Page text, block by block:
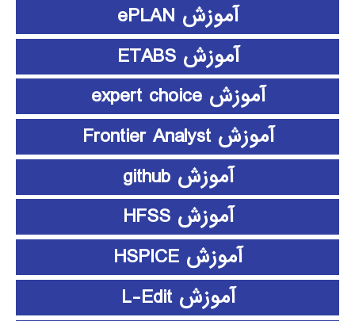
آموزش ePLAN
آموزش ETABS
آموزش expert choice
آموزش Frontier Analyst
آموزش github
آموزش HFSS
آموزش HSPICE
آموزش L-Edit